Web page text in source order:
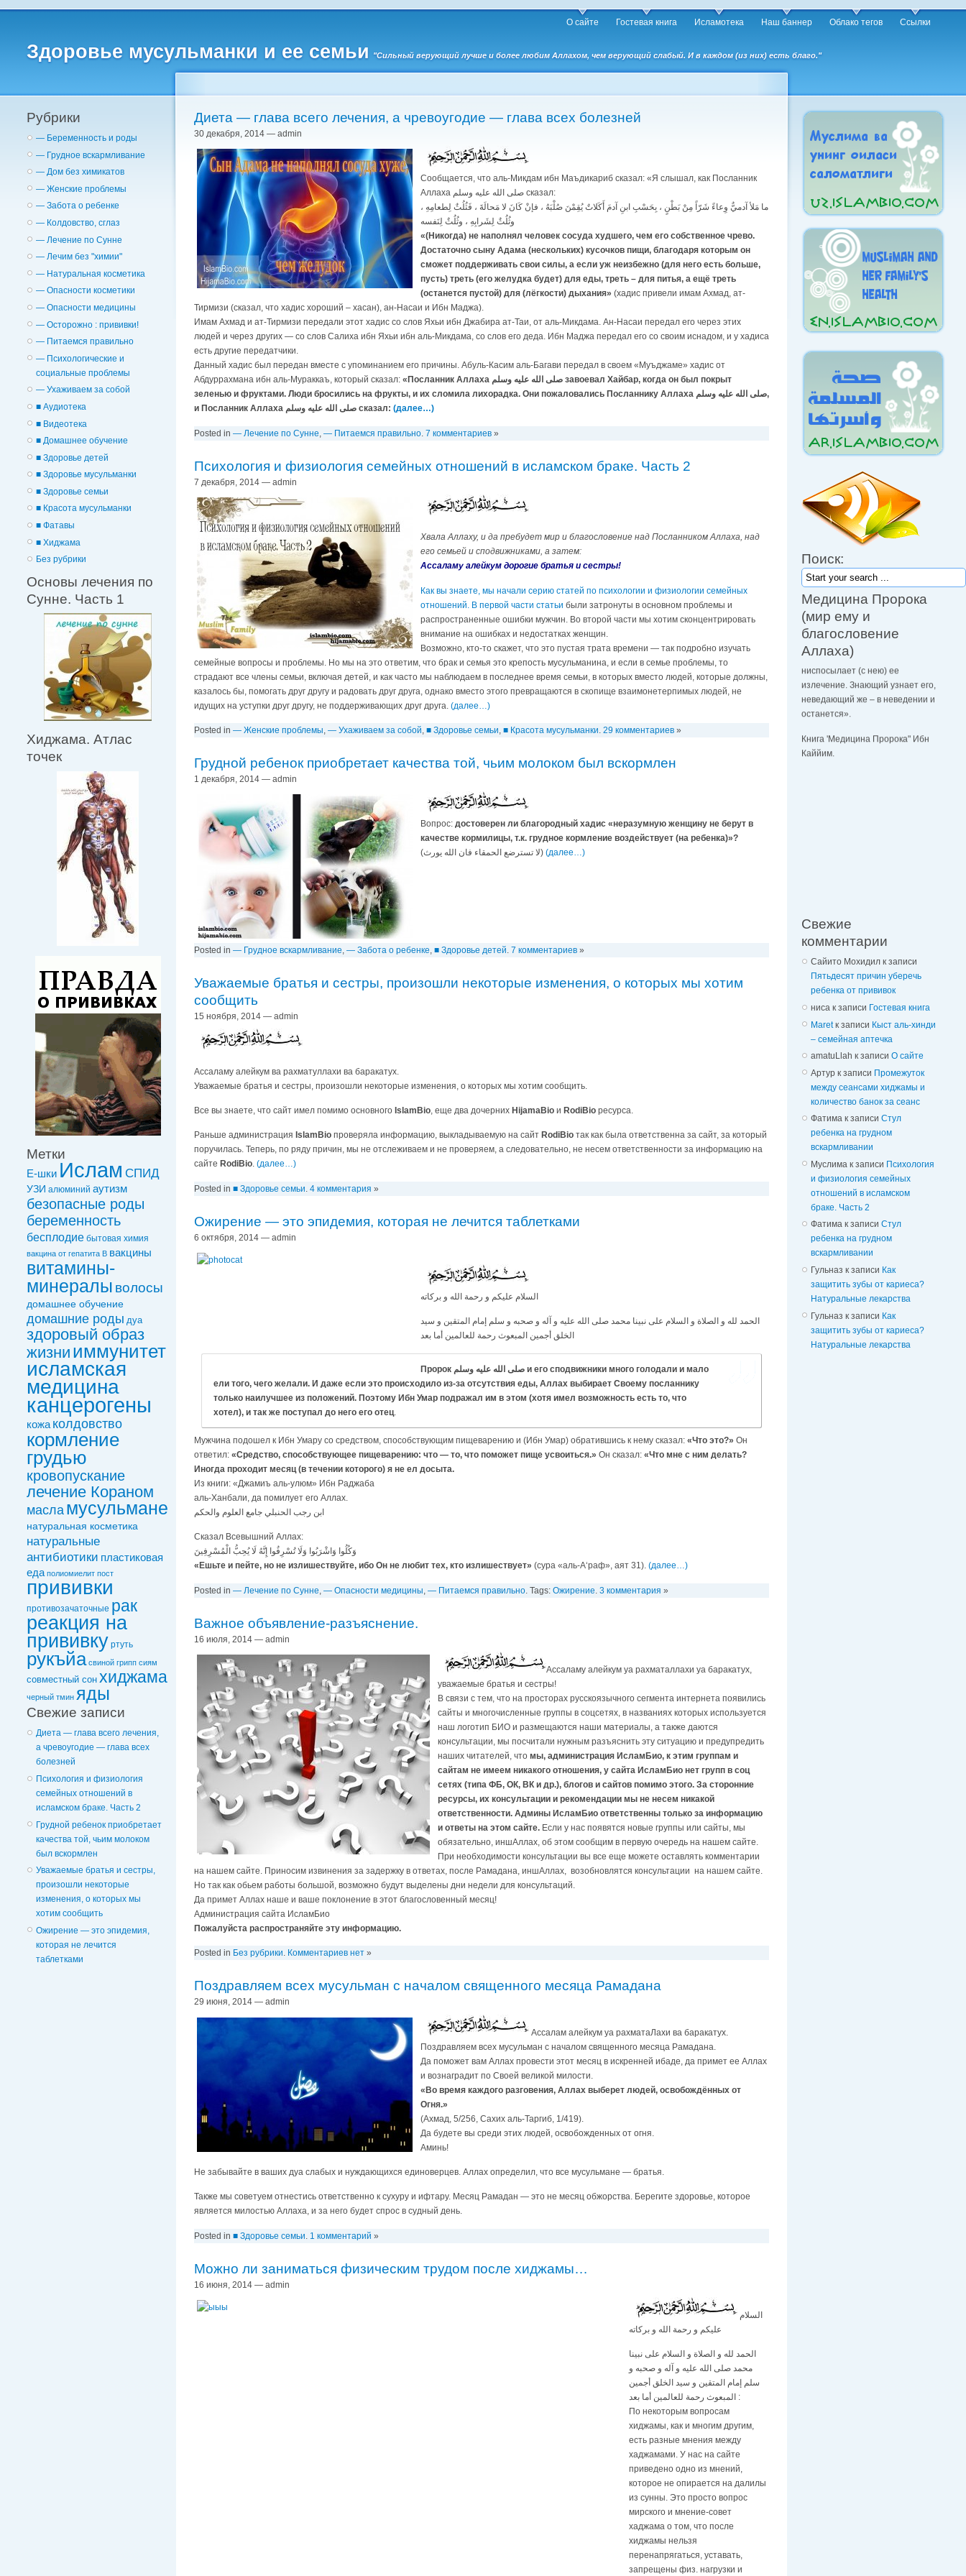
Здоровье мусульманки и ее семьи "Сильный верующий лучше и более любим Аллахом, чем верующий слабый. И в каждом (из них) есть благо."
О сайте Гостевая книга Исламотека Наш баннер Облако тегов Ссылки
Рубрики
— Беременность и роды
— Грудное вскармливание
— Дом без химикатов
— Женские проблемы
— Забота о ребенке
— Колдовство, сглаз
— Лечение по Сунне
— Лечим без "химии"
— Натуральная косметика
— Опасности косметики
— Опасности медицины
— Осторожно : прививки!
— Питаемся правильно
— Психологические и
cоциальные проблемы
— Ухаживаем за собой
■ Аудиотека
■ Видеотека
■ Домашнее обучение
■ Здоровье детей
■ Здоровье мусульманки
■ Здоровье семьи
■ Красота мусульманки
■ Фатавы
■ Хиджама
Без рубрики
Основы лечения по
Сунне. Часть 1
Хиджама. Атлас
точек
Метки
Е-шки Ислам СПИД
УЗИ алюминий аутизм
безопасные роды
беременность
бесплодие бытовая химия
вакцинa от гепатита В вакцины
витамины-
минералы волосы
домашнее обучение
домашние роды дуа
здоровый образ
жизни иммунитет
исламская
медицина
канцерогены
кожа колдовствo
кормление
грудью
кровопускание
лечение Кораном
масла мусульмане
натуральная косметика
натуральные
антибиотики пластиковая
еда полиомиелит пост
прививки
противозачаточные рак
реакция на
прививку ртуть
рукъйа свиной грипп сиям
совместный сон хиджама
черный тмин яды
Свежие записи
Диета — глава всего лечения,
а чревоугодие — глава всех
болезней
Психология и физиология
семейных отношений в
исламском браке. Часть 2
Грудной ребенок приобретает
качества той, чьим молоком
был вскормлен
Уважаемые братья и сестры,
произошли некоторые
изменения, о которых мы
хотим сообщить
Ожирение — это эпидемия,
которая не лечится
таблетками
Диета — глава всего лечения, а чревоугодие — глава всех болезней
30 декабря, 2014 — admin
Сообщается, что аль-Микдам ибн Маъдикариб сказал: «Я слышал, как Посланник
Аллаха صلى الله عليه وسلم сказал:
ما مَلأ آدميٌّ وِعاءً شَرّاً مِنْ بَطْنٍ ، بِحَسْبِ ابنِ آدمَ أَكَلاتٌ يُقِمْنَ صُلْبَهُ ، فإنْ كَانَ لا مَحالَةَ ، فَثُلُثٌ لِطعامِهِ ،
وثُلُثٌ لِشَرابِهِ ، وثُلُثٌ لِنَفسه
«(Никогда) не наполнял человек сосуда худшего, чем его собственное чрево.
Достаточно сыну Адама (нескольких) кусочков пищи, благодаря которым он
сможет поддерживать свои силы, а если уж неизбежно (для него есть больше,
пусть) треть (его желудка будет) для еды, треть – для питья, а ещё треть
(останется пустой) для (лёгкости) дыхания» (хадис привели имам Ахмад, ат-
Тирмизи (сказал, что хадис хороший – хасан), ан-Насаи и Ибн Маджа).
Имам Ахмад и ат-Тирмизи передали этот хадис со слов Яхьи ибн Джабира ат-Таи, от аль-Микдама. Ан-Насаи передал его через этих
людей и через других — со слов Салиха ибн Яхьи ибн аль-Микдама, со слов его деда. Ибн Маджа передал его со своим иснадом, и у хадиса
есть другие передатчики.
Данный хадис был передан вместе с упоминанием его причины. Абуль-Касим аль-Багави передал в своем «Муъджаме» хадис от
Абдуррахмана ибн аль-Мураккаъ, который сказал: «Посланник Аллаха صلى الله عليه وسلم завоевал Хайбар, когда он был покрыт
зеленью и фруктами. Люди бросились на фрукты, и их сломила лихорадка. Они пожаловались Посланнику Аллаха صلى الله عليه وسلم,
и Посланник Аллаха صلى الله عليه وسلم сказал: (далее…)
Posted in — Лечение по Сунне — Питаемся правильно 7 комментариев »
Психология и физиология семейных отношений в исламском браке. Часть 2
7 декабря, 2014 — admin
Хвала Аллаху, и да пребудет мир и благословение над Посланником Аллаха, над
его семьей и сподвижниками, а затем:
Ассаламу алейкум дорогие братья и сестры!
Как вы знаете, мы начали серию статей по психологии и физиологии семейных
отношений. В первой части статьи были затронуты в основном проблемы и
распространенные ошибки мужчин. Во второй части мы хотим сконцентрировать
Возможно, кто-то скажет, что это пустая трата времени — так подробно изучать
семейные вопросы и проблемы. Но мы на это ответим, что брак и семья это крепость мусульманина, и если в семье проблемы, то
страдают все члены семьи, включая детей, и как часто мы наблюдаем в последнее время семьи, в которых вместо людей, которые должны,
казалось бы, помогать друг другу и радовать друг друга, однако вместо этого превращаются в скопище взаимонетерпимых людей, не
идущих на уступки друг другу, не поддерживающих друг друга. (далее…)
Posted in — Женские проблемы, — Ухаживаем за собой, ■ Здоровье семьи, ■ Красота мусульманки. 29 комментариев »
Грудной ребенок приобретает качества той, чьим молоком был вскормлен
1 декабря, 2014 — admin
Вопрос: достоверен ли благородный хадис «неразумную женщину не берут в
качестве кормилицы, т.к. грудное кормление воздействует (на ребенка)»?
(لا تسترضع الحمقاء فان الله يورث) (далее…)
Posted in — Грудное вскармливание, — Забота о ребенке, ■ Здоровье детей. 7 комментариев »
Уважаемые братья и сестры, произошли некоторые изменения, о которых мы хотим
сообщить
15 ноября, 2014 — admin
Ассаламу алейкум ва рахматуллахи ва баракатух.
Уважаемые братья и сестры, произошли некоторые изменения, о которых мы хотим сообщить.
Все вы знаете, что сайт имел помимо основного IslamBio, еще два дочерних HijamaBio и RodiBio ресурса.
Раньше администрация IslamBio проверяла информацию, выкладываемую на сайт RodiBio так как была ответственна за сайт, за который
поручилaсь. Теперь, по ряду причин, мы не отслеживаем и не проверяем, а следовательно, не несем ответственности за информацию на
сайте RodiBio. (далее…)
Posted in ■ Здоровье семьи. 4 комментария »
Ожирение — это эпидемия, которая не лечится таблетками
6 октября, 2014 — admin
السلام عليكم و رحمة الله و بركاته
الحمد لله و الصلاة و السلام على نبينا محمد صلى الله عليه و آله و صحبه و سلم إمام المتقين و سيد
الخلق أجمين المبعوث رحمة للعالمين أما بعد
Пророк صلى الله عليه وسلم и его сподвижники много голодали и мало
ели того, чего желали. И даже если это происходило из-за отсутствия еды, Аллах выбирает Своему посланнику
только наилучшее из положений. Поэтому Ибн Умар подражал им в этом (хотя имел возможность есть то, что
хотел), и так же поступал до него его отец.
Мужчина подошел к Ибн Умару со средством, способствующим пищеварению и (Ибн Умар) обратившись к нему сказал: «Что это?» Он
ответил: «Средство, способствующее пищеварению: что — то, что поможет пище усвоиться.» Он сказал: «Что мне с ним делать?
Иногда проходит месяц (в течении которого) я не ел досыта.
аль-Ханбали‏, да помилует его Аллах.
ابن رجب الحنبلي جامع العلوم والحكم‏
Сказал Всевышний Аллах:
وَكُلُوا وَاشْرَبُوا وَلَا تُسْرِفُوا إِنَّهُ لَا يُحِبُّ الْمُسْرِفِينَ
«Ешьте и пейте, но не излишествуйте, ибо Он не любит тех, кто излишествует» (сура «аль-А‘раф», аят 31). (далее…)
Posted in — Лечение по Сунне, — Опасности медицины, — Питаемся правильно. Tags: Ожирение. 3 комментария »
Важное объявление-разъяснение.
16 июля, 2014 — admin
Ассаламу алейкум уа рахматаллахи уа баракатух,
уважаемые братья и сестры!
В связи с тем, что на просторах русскоязычного сегмента интернета появились
сайты и многочисленные группы в соцсетях, в названиях которых используется
наш логотип БИО и размещаются наши материалы, а также даются
консультации, мы посчитали нужным разъяснить эту ситуацию и предупредить
наших читателей, что мы, администрация ИсламБио, к этим группам и
сайтам не имеем никакого отношения, у сайта ИсламБио нет групп в соц
сетях (типа ФБ, ОК, ВК и др.), блогов и сайтов помимо этого. За сторонние
ресурсы, их консультации и рекомендации мы не несем никакой
ответственности. Админы ИсламБио ответственны только за информацию
и ответы на этом сайте. Если у нас появятся новые группы или сайты, мы
обязательно, иншАллах, об этом сообщим в первую очередь на нашем сайте.
При необходимости консультации вы все еще можете оставлять комментарии
на нашем сайте. Приносим извинения за задержку в ответах, после Рамадана, иншAллах, возобновлятся консультации на нашем сайте.
Но так как обьем работы большой, возможно будут выделены дни недели для консультаций.
Да примет Аллах наше и ваше поклонение в этот благословенный месяц!
Администрация сайта ИсламБио
Пожалуйста распространяйте эту информацию.
Posted in Без рубрики. Комментариев нет »
Поздравляем всех мусульман с началом священного месяца Рамадана
29 июня, 2014 — admin
Ассалам алейкум уа рахматаЛахи ва баракатух.
Поздравляем всех мусульман с началом священного месяца Рамадана.
Да поможет вам Аллах провести этот месяц в искренней ибаде, да примет ее Аллах
и вознаградит по Своей великой милости.
«Во время каждого разговения, Аллах выберет людей, освобождённых от
Огня.»
(Ахмад, 5/256, Сахих аль-Таргиб, 1/419).
Да будете вы среди этих людей, освобожденных от огня.
Аминь!
Не забывайте в ваших дуа слабых и нуждающихся единоверцев. Аллах определил, что все мусульмане — братья.
Также мы советуем отнестись ответственно к сухуру и ифтару. Месяц Рамадан — это не месяц обжорства. Берегите здоровье, которое
является милостью Аллаха, и за него будет спрос в судный день.
Posted in ■ Здоровье семьи 1 комментарий »
Можно ли заниматься физическим трудом после хиджамы…
16 июня, 2014 — admin
عليكم و رحمة الله و بركاته
الحمد لله و الصلاة و السلام على نبينا
محمد صلى الله عليه و آله و صحبه و
سلم إمام المتقين و سيد الخلق أجمين
المبعوث رحمة للعالمين أما بعد :
По некоторым вопросам
хиджамы, как и многим другим,
есть разные мнения между
хаджамами. У нас на сайте
приведено одно из мнений,
которое не опирается на далилы
из сунны. Это просто вопрос
мирского и мнение-совет
хаджама о том, что после
хиджамы нельзя
перенапрягаться, уставать,
запрещены физ. нагрузки и
Поиск:
Медицина Пророка
(мир ему и
благословение
Аллаха)
Пророк (мир ему и милость
Аллаха) сказал: «Для каждой
болезни есть лекарство, и если
лекарство и болезнь совпадают,
то человек вылечивается по
воле Аллаха».
Он также сказал: «Несомненно,
что Всевышний Аллах
ниспосылает болезнь и
ниспосылает (с нею) ее
излечение. Знающий узнает его,
неведающий же – в неведении и
останется».
Книга 'Медицина Пророка" Ибн
Свежие
комментарии
Сайито Мохидил к записи
Пятьдесят причин уберечь
ребенка от прививок
ниса к записи Гостевая книга
Maretк записи Кыст аль-хинди
– семейная аптечка
amatuLlah к записи О сайте
Артур к записи Промежуток
между сеансами хиджамы и
количество банок за сеанс
Фатима к записи Стул
ребенка на грудном
вскармливании
Муслима к записи Психология
и физиология семейных
отношений в исламском
браке. Часть 2
Фатима к записи Стул
ребенка на грудном
вскармливании
Гульназ к записи Как
защитить зубы от кариеса?
Натуральные лекарства
Гульназ к записи Как
защитить зубы от кариеса?
Натуральные лекарства